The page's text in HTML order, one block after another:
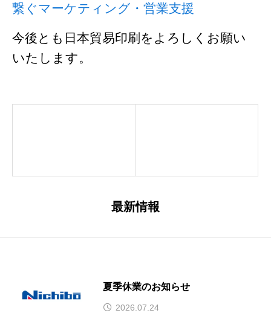
繋ぐマーケティング・営業支援
今後とも日本貿易印刷をよろしくお願い
いたします。
最新情報
夏季休業のお知らせ
2026.07.24